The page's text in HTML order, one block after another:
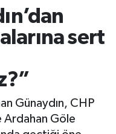
sert
Günaydın, CHP
Ardahan Göle
Fikstür